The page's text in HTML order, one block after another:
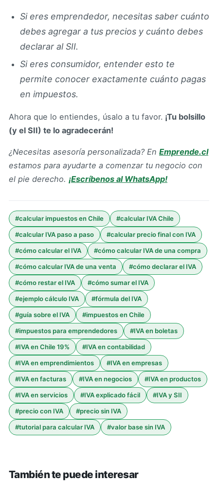
Si eres emprendedor, necesitas saber cuánto
debes agregar a tus precios y cuánto debes
declarar al SII.
Si eres consumidor, entender esto te
permite conocer exactamente cuánto pagas
en impuestos.
Ahora que lo entiendes, úsalo a tu favor. ¡Tu bolsillo
(y el SII) te lo agradecerán!
¿Necesitas asesoría personalizada? En Emprende.cl
estamos para ayudarte a comenzar tu negocio con
el pie derecho. ¡Escríbenos al WhatsApp!
#calcular impuestos en Chile #calcular IVA Chile
#calcular IVA paso a paso #calcular precio final con IVA
#cómo calcular el IVA #cómo calcular IVA de una compra
#cómo calcular IVA de una venta #cómo declarar el IVA
#cómo restar el IVA #cómo sumar el IVA
#ejemplo cálculo IVA #fórmula del IVA
#guía sobre el IVA #impuestos en Chile
#impuestos para emprendedores #IVA en boletas
#IVA en Chile 19% #IVA en contabilidad
#IVA en emprendimientos #IVA en empresas
#IVA en facturas #IVA en negocios #IVA en productos
#IVA en servicios #IVA explicado fácil #IVA y SII
#precio con IVA #precio sin IVA
#tutorial para calcular IVA #valor base sin IVA
También te puede interesar